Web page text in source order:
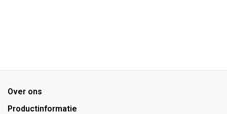
Over ons
Productinformatie